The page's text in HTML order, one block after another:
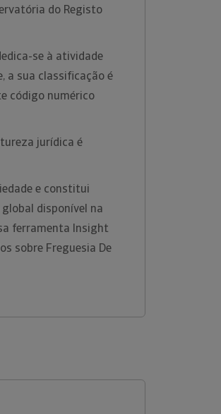
do Registo
se à atividade
a sua classificação é
código numérico
jurídica é
e constitui
disponível na
ferramenta Insight
sobre Freguesia De